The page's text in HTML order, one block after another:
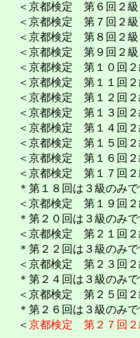
＜京都検定 第６回２級
＜京都検定 第７回２級
＜京都検定 第８回２級
＜京都検定 第９回２級
＜京都検定 第１０回２
＜京都検定 第１１回２
＜京都検定 第１２回２
＜京都検定 第１３回２
＜京都検定 第１４回２
＜京都検定 第１５回２
＜京都検定 第１６回２
＜京都検定 第１７回２
＊第１８回は３級のみで
＜京都検定 第１９回２
＊第２０回は３級のみで
＜京都検定 第２１回２
＊第２２回は３級のみで
＜京都検定 第２３回２
＊第２４回は３級のみで
＜京都検定 第２５回２
＊第２６回は３級のみで
＜ 京都検定 第２７回２